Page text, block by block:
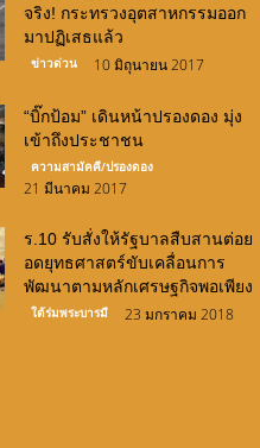
จริง! กระทรวงอุตสาหกรรมออก
มาปฏิเสธแล้ว
ข่าวด่วน 10 มิถุนายน 2017
“บิ๊กป้อม” เดินหน้าปรองดอง มุ่ง
เข้าถึงประชาชน
ความสามัคคี/ปรองดอง
21 มีนาคม 2017
ร.10 รับสั่งให้รัฐบาลสืบสานต่อย
อดยุทธศาสตร์ขับเคลื่อนการ
พัฒนาตามหลักเศรษฐกิจพอเพียง
ใต้ร่มพระบารมี 23 มกราคม 2018